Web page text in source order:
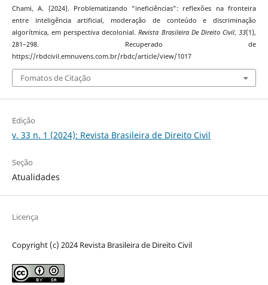
Chami, A. (2024). Problematizando “ineficiências”: reflexões na fronteira
entre inteligência artificial, moderação de conteúdo e discriminação
algorítmica, em perspectiva decolonial.Revista Brasileira De Direito Civil,33(1),
281–298. Recuperado de
https://rbdcivil.emnuvens.com.br/rbdc/article/view/1017
Fomatos de Citação
Edição
v. 33 n. 1 (2024): Revista Brasileira de Direito Civil
Seção
Atualidades
Licença
Copyright (c) 2024 Revista Brasileira de Direito Civil